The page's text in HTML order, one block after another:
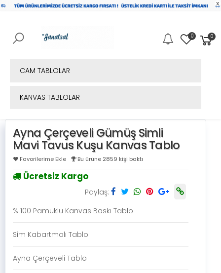
x
Mobil Menü 0 0
CAM TABLOLAR
KANVAS TABLOLAR
Ayna Çerçeveli Gümüş Simli
Mavi Tavus Kuşu Kanvas Tablo
Favorilerime Ekle Bu ürüne 2859 kişi baktı
Ücretsiz Kargo
Paylaş:
% 100 Pamuklu Kanvas Baskı Tablo
Sim Kabartmalı Tablo
Ayna Çerçeveli Tablo